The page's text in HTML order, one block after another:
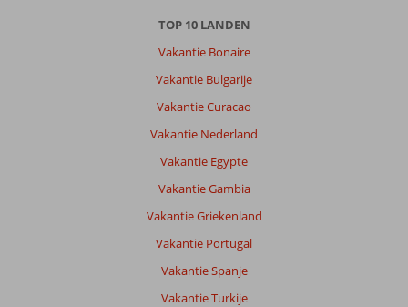
TOP 10 LANDEN
Vakantie Bonaire
Vakantie Bulgarije
Vakantie Curacao
Vakantie Nederland
Vakantie Egypte
Vakantie Gambia
Vakantie Griekenland
Vakantie Portugal
Vakantie Spanje
Vakantie Turkije